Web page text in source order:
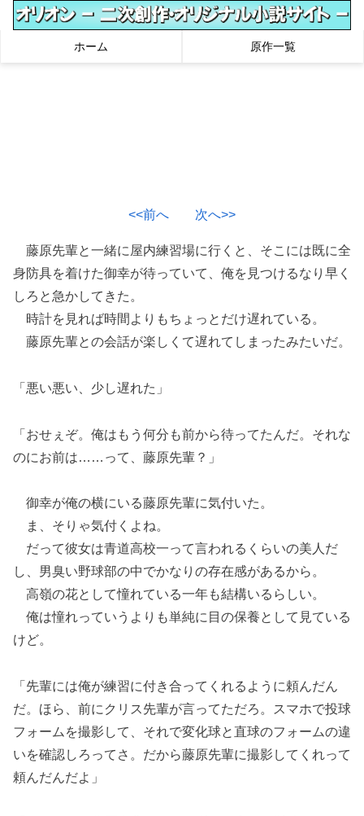
ホーム 原作一覧
<<前へ 次へ>>
藤原先輩と一緒に屋内練習場に行くと、そこには既に全
身防具を着けた御幸が待っていて、俺を見つけるなり早く
しろと急かしてきた。
時計を見れば時間よりもちょっとだけ遅れている。
藤原先輩との会話が楽しくて遅れてしまったみたいだ。
「悪い悪い、少し遅れた」
「おせぇぞ。俺はもう何分も前から待ってたんだ。それな
のにお前は……って、藤原先輩？」
御幸が俺の横にいる藤原先輩に気付いた。
ま、そりゃ気付くよね。
だって彼女は青道高校一って言われるくらいの美人だ
し、男臭い野球部の中でかなりの存在感があるから。
高嶺の花として憧れている一年も結構いるらしい。
俺は憧れっていうよりも単純に目の保養として見ている
けど。
「先輩には俺が練習に付き合ってくれるように頼んだん
だ。ほら、前にクリス先輩が言ってただろ。スマホで投球
フォームを撮影して、それで変化球と直球のフォームの違
いを確認しろってさ。だから藤原先輩に撮影してくれって
頼んだんだよ」